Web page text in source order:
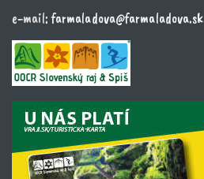
e-mail:farmaladova@farmaladova.sk